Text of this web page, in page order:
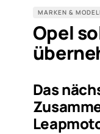
MARKEN &
Opel
Das